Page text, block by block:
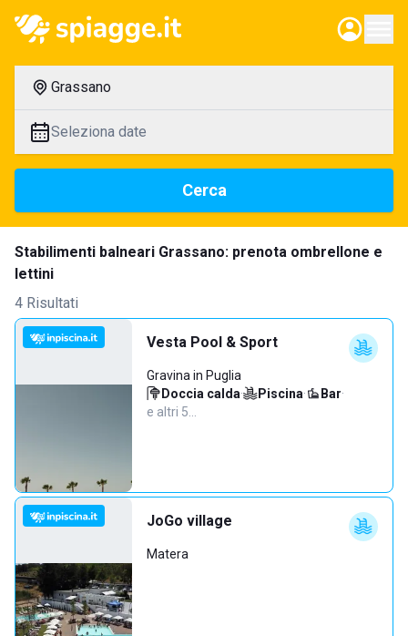
Grassano
Seleziona date
Cerca
Stabilimenti balneari Grassano: prenota ombrellone e
lettini
4 Risultati
Vesta Pool & Sport
Gravina in Puglia
Doccia calda· Piscina· Bar·
e altri 5…
JoGo village
Matera